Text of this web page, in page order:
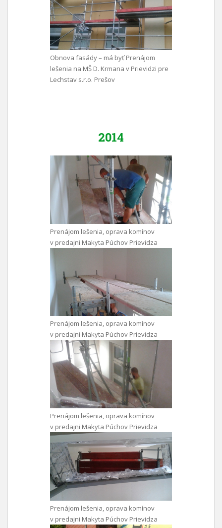
Obnova fasády – má byť Prenájom
lešenia na MŠ D. Krmana v Prievidzi pre
Lechstav s.r.o. Prešov
2014
Prenájom lešenia, oprava komínov
v predajni Makyta Púchov Prievidza
Prenájom lešenia, oprava komínov
v predajni Makyta Púchov Prievidza
Prenájom lešenia, oprava komínov
v predajni Makyta Púchov Prievidza
Prenájom lešenia, oprava komínov
v predajni Makyta Púchov Prievidza